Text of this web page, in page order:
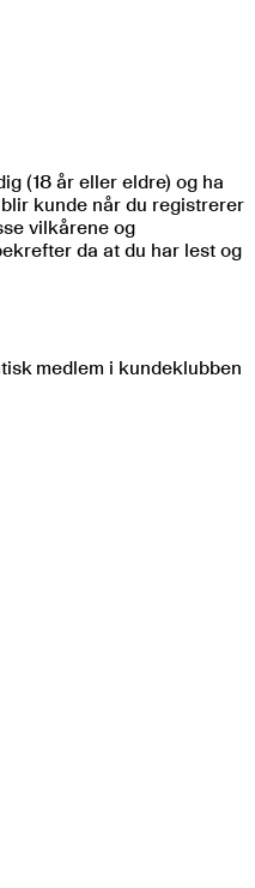
(18 år eller eldre) og ha
kunde når du registrerer
vilkårene og
da at du har lest og
medlem i kundeklubben